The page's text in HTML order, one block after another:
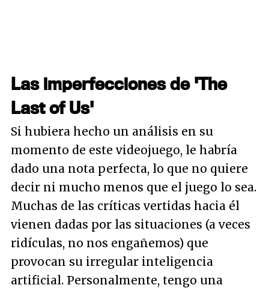
Las imperfecciones de 'The
Last of Us'
Si hubiera hecho un análisis en su
momento de este videojuego, le habría
dado una nota perfecta, lo que no quiere
decir ni mucho menos que el juego lo sea.
Muchas de las críticas vertidas hacia él
vienen dadas por las situaciones (a veces
ridículas, no nos engañemos) que
provocan su irregular inteligencia
artificial. Personalmente, tengo una